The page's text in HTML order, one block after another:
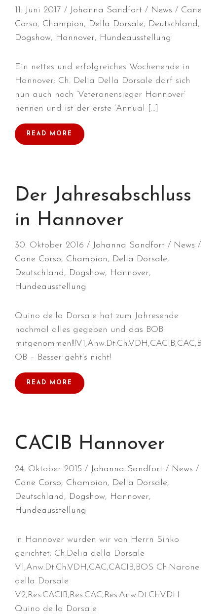
April 2026
März 2026
Februar 2026
November 2025
Oktober 2025
September 2025
August 2025
Januar 2025
Dezember 2024
September 2024
August 2024
Juli 2024
April 2024
Juni 2023
März 2023
Dezember 2022
Oktober 2022
März 2022
11. Juni 2017 Johanna Sandfort News
Cane
Corso, Champion, Della Dorsale, Deutschland,
Dogshow, Hannover, Hundeausstellung
Ein nettes und erfolgreiches Wochenende in
Hannover: Ch. Delia Della Dorsale darf sich
nun auch noch ‘Veteranensieger Hannover’
nennen und ist der erste ‘Annual […]
READ MORE
Der Jahresabschluss
in Hannover
30. Oktober 2016 Johanna Sandfort
News
Cane Corso, Champion, Della Dorsale,
Deutschland , Dogshow, Hannover,
Hundeausstellung
Quino della Dorsale hat zum Jahresende
nochmal alles gegeben und das BOB
mitgenommen!!!V1,Anw.Dt.Ch.VDH,CACIB,CAC,B
OB – Besser geht’s nicht!
READ MORE
CACIB Hannover
24. Oktober 2015 Johanna Sandfort
News
Cane Corso, Champion, Della Dorsale,
Deutschland, Dogshow, Hannover,
Hundeausstellung
In Hannover wurden wir von Herrn Sinko
gerichtet. Ch.Delia della Dorsale
V1,Anw.Dt.Ch.VDH,CAC,CACIB,BOS Ch.Narone
della Dorsale
V2,Res.CACIB,Res.CAC,Res.Anw.Dt.Ch.VDH
Quino della Dorsale